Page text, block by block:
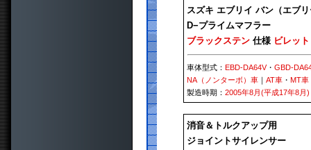
スズキ エブリイ バン（エブ
D−プライムマフラー
ブラックステン 仕様 ビレット
車体型式：EBD-DA64V・GBD-
NA（ノンターボ）車 ｜AT車 ・MT車
製造時期：2005年8月(平成17年8月)
消音＆トルクアップ用
ジョイントサイレンサー